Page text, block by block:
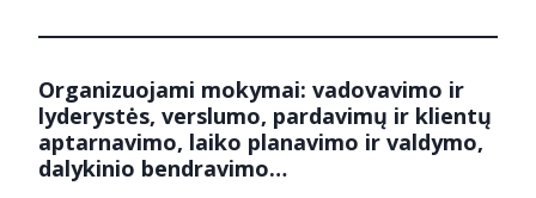
Organizuojami mokymai: vadovavimo ir
lyderystės, verslumo, pardavimų ir klientų
aptarnavimo, laiko planavimo ir valdymo,
dalykinio bendravimo…